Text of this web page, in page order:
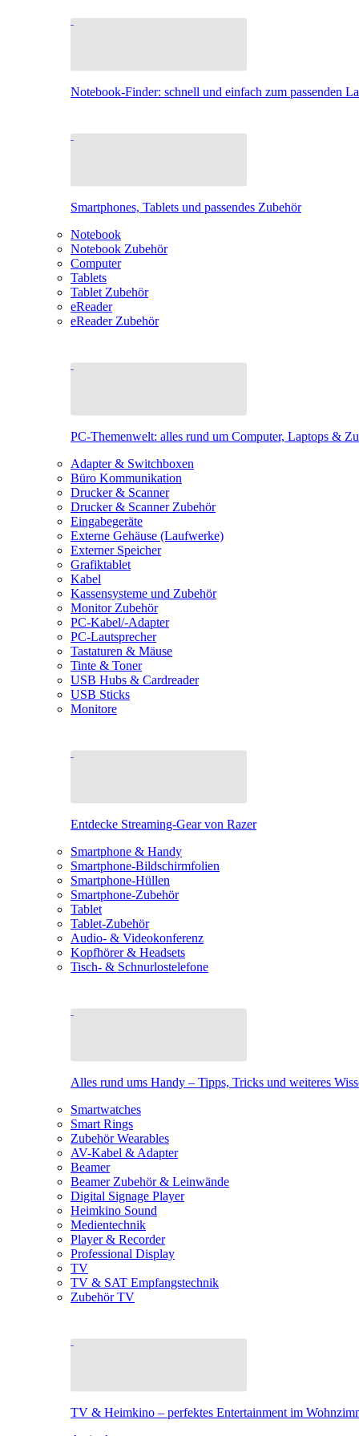
Notebook-Finder: schnell und einfach zum passenden
Smartphones, Tablets und passendes Zubehör
Notebook
Notebook Zubehör
Computer
Tablets
Tablet Zubehör
eReader
eReader Zubehör
PC-Themenwelt: alles rund um Computer, Laptops &
Adapter & Switchboxen
Büro Kommunikation
Drucker & Scanner
Drucker & Scanner Zubehör
Eingabegeräte
Externe Gehäuse (Laufwerke)
Externer Speicher
Grafiktablet
Kabel
Kassensysteme und Zubehör
Monitor Zubehör
PC-Kabel/-Adapter
PC-Lautsprecher
Tastaturen & Mäuse
Tinte & Toner
USB Hubs & Cardreader
USB Sticks
Monitore
Entdecke Streaming-Gear von Razer
Smartphone & Handy
Smartphone-Bildschirmfolien
Smartphone-Hüllen
Smartphone-Zubehör
Tablet
Tablet-Zubehör
Audio- & Videokonferenz
Kopfhörer & Headsets
Tisch- & Schnurlostelefone
Alles rund ums Handy – Tipps, Tricks und weiteres
Smartwatches
Smart Rings
Zubehör Wearables
AV-Kabel & Adapter
Beamer
Beamer Zubehör & Leinwände
Digital Signage Player
Heimkino Sound
Medientechnik
Player & Recorder
Professional Display
TV
TV & SAT Empfangstechnik
Zubehör TV
TV & Heimkino – perfektes Entertainment im